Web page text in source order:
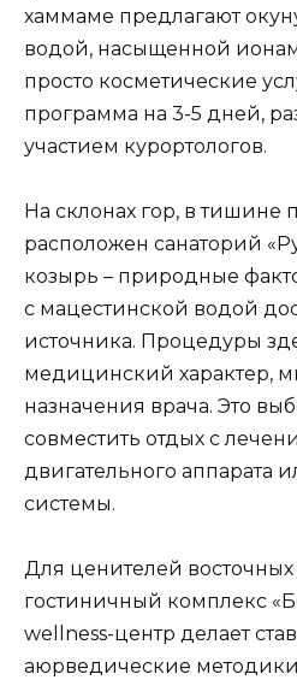
хаммаме предлагают
водой, насыщенной
просто косметические
программа на 3-5 дней,
участием курортологов.
На склонах гор, в тишине
расположен санаторий
козырь – природные
с мацестинской водой
источника. Процедуры
медицинский характер,
назначения врача. Это
совместить отдых с
двигательного аппарата
системы.
Для ценителей
гостиничный комплекс
wellness-центр делает
аюрведические